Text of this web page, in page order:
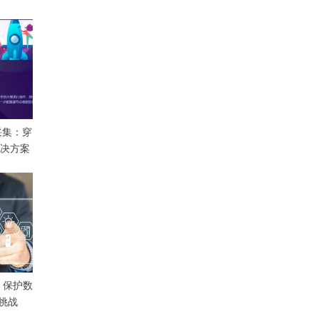
：穿
方案
护数
战